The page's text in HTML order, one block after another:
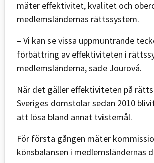
mäter effektivitet, kvalitet och
medlemsländernas rättssystem.
– Vi kan se vissa uppmuntrande
förbättring av effektiviteten i
medlemsländerna, sade Jourová.
När det gäller effektiviteten på
Sveriges domstolar sedan 2010
att lösa bland annat tvistemål.
För första gången mäter
könsbalansen i medlemsländernas